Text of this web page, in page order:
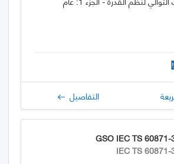
التفاصيل
GSO IEC TS
IEC TS